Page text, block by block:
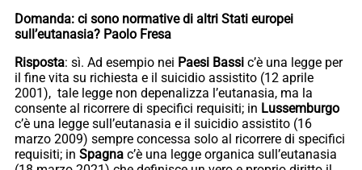
Domanda: ci sono normative di altri Stati europei
sull’eutanasia? Paolo Fresa
Risposta: sì. Ad esempio nei Paesi Bassi c’è una legge per
il fine vita su richiesta e il suicidio assistito (12 aprile
2001), tale legge non depenalizza l’eutanasia, ma la
consente al ricorrere di specifici requisiti; in Lussemburgo
c’è una legge sull’eutanasia e il suicidio assistito (16
marzo 2009) sempre concessa solo al ricorrere di specifici
requisiti; in Spagna c’è una legge organica sull’eutanasia